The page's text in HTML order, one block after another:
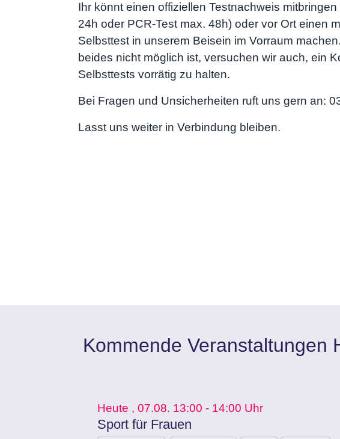
Ihr könnt einen offiziellen Testnachweis
24h oder PCR-Test max. 48h) oder vor Ort einen
Selbsttest in unserem Beisein im Vorraum
beides nicht möglich ist, versuchen wir auch, ein
Selbsttests vorrätig zu halten.
Bei Fragen und Unsicherheiten ruft uns gern an:
Lasst uns weiter in Verbindung bleiben.
Kommende Veranstaltungen
Heute , 07.08. 13:00 - 14:00 Uhr
Sport für Frauen